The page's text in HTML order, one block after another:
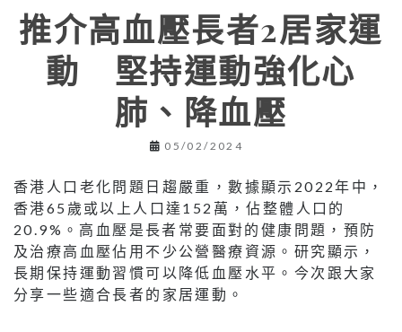
推介高血壓長者2居家運
動 堅持運動強化心
肺、降血壓
05/02/2024
香港人口老化問題日趨嚴重，數據顯示2022年中，
香港65歲或以上人口達152萬，佔整體人口的
20.9%。高血壓是長者常要面對的健康問題，預防
及治療高血壓佔用不少公營醫療資源。研究顯示，
長期保持運動習慣可以降低血壓水平。今次跟大家
分享一些適合長者的家居運動。